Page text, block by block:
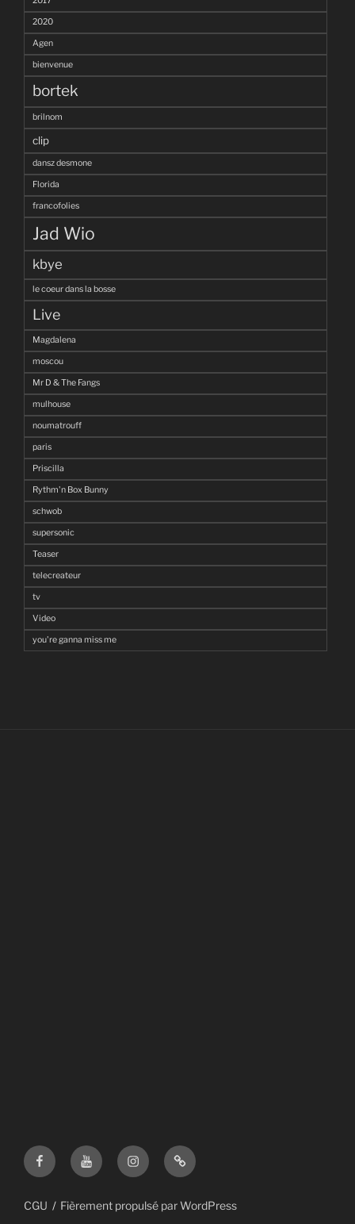
2020
Agen
bienvenue
bortek
brilnom
clip
dansz desmone
Florida
francofolies
Jad Wio
kbye
le coeur dans la bosse
Live
Magdalena
moscou
Mr D & The Fangs
mulhouse
noumatrouff
paris
Priscilla
Rythm'n Box Bunny
schwob
supersonic
Teaser
telecreateur
tv
Video
you're ganna miss me
FacebookYouTubeInstagramDeezer
CGU Fièrement propulsé par WordPress